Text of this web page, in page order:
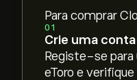
Para comprar
01
Crie uma conta
Registe-se
eToro e verifique